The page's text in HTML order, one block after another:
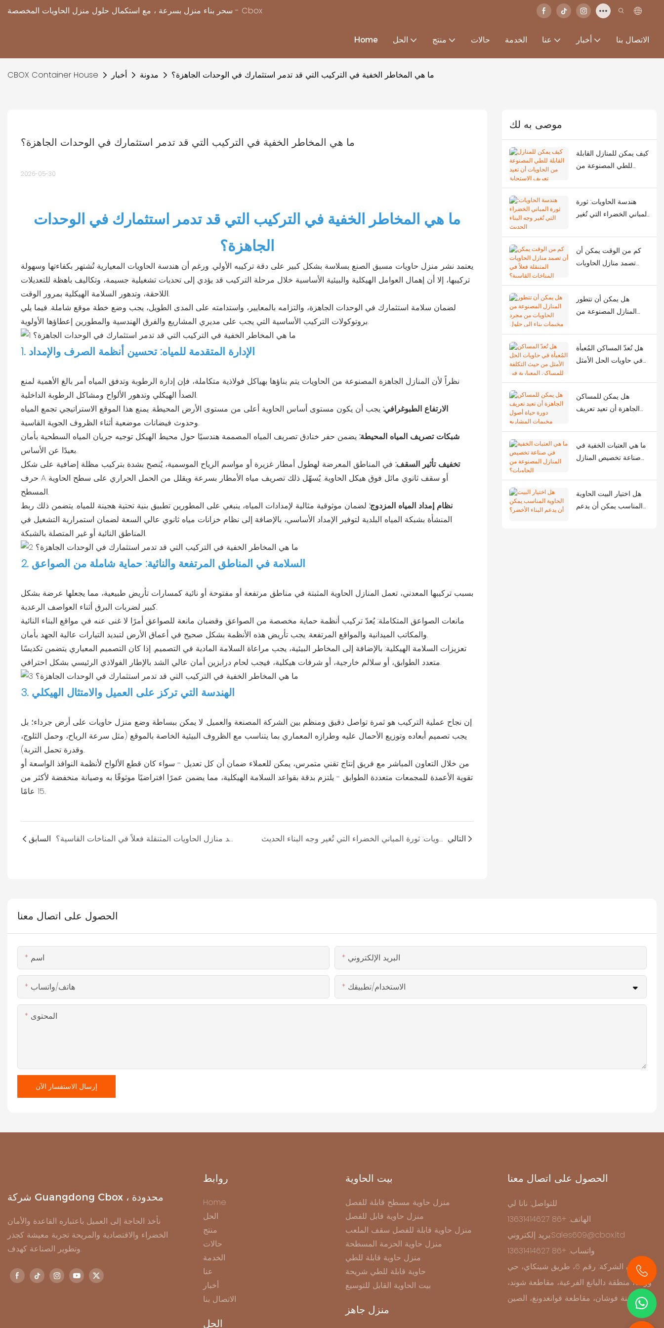
سحر بناء منزل بسرعة ، مع استكمال حلول منزل الحاويات المخصصة - Cbox
Home الحل منتج حالات الخدمة عنا أخبار الاتصال بنا
CBOX Container House أخبار مدونة ما هي المخاطر الخفية في التركيب التي قد تدمر استثمارك في الوحدات الجاهزة؟
ما هي المخاطر الخفية في التركيب التي قد تدمر استثمارك في الوحدات الجاهزة؟
2026-05-30
ما هي المخاطر الخفية في التركيب التي قد تدمر استثمارك في الوحدات
الجاهزة؟
يعتمد نشر منزل حاويات مسبق الصنع بسلاسة بشكل كبير على دقة تركيبه الأولي. ورغم أن هندسة الحاويات المعيارية تُشتهر بكفاءتها وسهولة
تركيبها، إلا أن إهمال العوامل الهيكلية والبيئية الأساسية خلال مرحلة التركيب قد يؤدي إلى تحديات تشغيلية جسيمة، وتكاليف باهظة للتعديلات
اللاحقة، وتدهور السلامة الهيكلية بمرور الوقت.
لضمان سلامة استثمارك في الوحدات الجاهزة، والتزامه بالمعايير، واستدامته على المدى الطويل، يجب وضع خطة موقع شاملة. فيما يلي
بروتوكولات التركيب الأساسية التي يجب على مديري المشاريع والفرق الهندسية والمطورين إعطاؤها الأولوية.
1. الإدارة المتقدمة للمياه: تحسين أنظمة الصرف والإمداد
نظراً لأن المنازل الجاهزة المصنوعة من الحاويات يتم بناؤها بهياكل فولاذية متكاملة، فإن إدارة الرطوبة وتدفق المياه أمر بالغ الأهمية لمنع
الصدأ الهيكلي وتدهور الألواح ومشاكل الرطوبة الداخلية.
الارتفاع الطبوغرافي: يجب أن يكون مستوى أساس الحاوية أعلى من مستوى الأرض المحيطة. يمنع هذا الموقع الاستراتيجي تجمع المياه
وحدوث فيضانات موضعية أثناء الظروف الجوية القاسية.
شبكات تصريف المياه المحيطة: يضمن حفر خنادق تصريف المياه المصممة هندسيًا حول محيط الهيكل توجيه جريان المياه السطحية بأمان
بعيدًا عن الأساس.
تخفيف تأثير السقف: في المناطق المعرضة لهطول أمطار غزيرة أو مواسم الرياح الموسمية، يُنصح بشدة بتركيب مظلة إضافية على شكل
حرف A أو سقف ثانوي مائل فوق هيكل الحاوية. يُسهّل ذلك تصريف مياه الأمطار بسرعة ويقلل من الحمل الحراري على سطح الحاوية
المسطح.
نظام إمداد المياه المزدوج: لضمان موثوقية مثالية لإمدادات المياه، ينبغي على المطورين تطبيق بنية تحتية هجينة للمياه. يتضمن ذلك ربط
المنشأة بشبكة المياه البلدية لتوفير الإمداد الأساسي، بالإضافة إلى نظام خزانات مياه ثانوي عالي السعة لضمان استمرارية التشغيل في
المناطق النائية أو غير المتصلة بالشبكة.
2. السلامة في المناطق المرتفعة والنائية: حماية شاملة من الصواعق
بسبب تركيبها المعدني، تعمل المنازل الحاوية المثبتة في مناطق مرتفعة أو مفتوحة أو نائية كمسارات تأريض طبيعية، مما يجعلها عرضة بشكل
كبير لضربات البرق أثناء العواصف الرعدية.
مانعات الصواعق المتكاملة: يُعدّ تركيب أنظمة حماية مخصصة من الصواعق وقضبان مانعة للصواعق أمرًا لا غنى عنه في مواقع البناء النائية
والمكاتب الميدانية والمواقع المرتفعة. يجب تأريض هذه الأنظمة بشكل صحيح في أعماق الأرض لتبديد التيارات عالية الجهد بأمان.
تعزيزات السلامة الهيكلية: بالإضافة إلى المخاطر البيئية، يجب مراعاة السلامة المادية في التصميم. إذا كان التصميم المعياري يتضمن تكديسًا
متعدد الطوابق، أو سلالم خارجية، أو شرفات هيكلية، فيجب لحام درابزين أمان عالي الشد بالإطار الفولاذي الرئيسي بشكل احترافي.
3. الهندسة التي تركز على العميل والامتثال الهيكلي
إن نجاح عملية التركيب هو ثمرة تواصل دقيق ومنظم بين الشركة المصنعة والعميل. لا يمكن ببساطة وضع منزل حاويات على أرض جرداء؛ بل
يجب تصميم أبعاده وتوزيع الأحمال عليه وطرازه المعماري بما يتناسب مع الظروف البيئية الخاصة بالموقع (مثل سرعة الرياح، وحمل الثلوج،
وقدرة تحمل التربة).
من خلال التعاون المباشر مع فريق إنتاج تقني متمرس، يمكن للعملاء ضمان أن كل تعديل - سواء كان قطع الألواح لأنظمة النوافذ الواسعة أو
تقوية الأعمدة للمجمعات متعددة الطوابق - يلتزم بدقة بقواعد السلامة الهيكلية، مما يضمن عمرًا افتراضيًا موثوقًا به وصيانة منخفضة لأكثر من
15 عامًا.
السابق كم من الوقت يمكن أن تصمد منازل الحاويات المتنقلة فعلاً في المناخات القاسية؟ هندسة الحاويات: ثورة المباني الخضراء التي تُغير وجه البناء الحديث التالي
موصى به لك
كيف يمكن للمنازل القابلة
للطي المصنوعة من
الاستجابة للطوارئ في
أعقاب الزلازل الشديدة؟
هندسة الحاويات: ثورة
المباني الخضراء التي تُغير
كم من الوقت يمكن أن
تصمد منازل الحاويات
القاسية؟
هل يمكن أن تتطور
المنازل المصنوعة من
مخيمات بناء إلى حلول
حضرية ذكية؟
هل تُعدّ المساكن المُعبأة
في حاويات الحل الأمثل
للمساكن المعيارية في
مواقع البناء؟
هل يمكن للمساكن
الجاهزة أن تعيد تعريف
المشاريع الخارجية؟
ما هي العتبات الخفية في
صناعة تخصيص المنازل
هل اختيار البيت الحاوية
المناسب يمكن أن يدعم
الحصول على اتصال معنا
اسم البريد الإلكتروني
هاتف/واتساب الاستخدام/تطبيقك
المحتوى
إرسال الاستفسار الآن
شركة Guangdong Cbox ، محدودة
نأخذ الحاجة إلى العميل باعتباره القاعدة والأمان
الخضراء والاقتصادية والمريحة تجربة معيشة كجذر
وتطوير الصناعة كهدف.
روابط
Home
الحل
منتج
حالات
الخدمة
عنا
أخبار
الاتصال بنا
الحل
بيت الحاوية
منزل حاوية مسطح قابلة للفصل
منزل حاوية قابل للفصل
منزل حاوية قابلة للفصل سقف الملعب
منزل حاوية الحزمة المسطحة
منزل حاوية قابلة للطي
حاوية قابلة للطي شريحة
بيت الحاوية القابل للتوسيع
منزل جاهز
الحصول على اتصال معنا
للتواصل: نانا لي
الهاتف: +86 13631414627
بريد إلكتروني:Sales609@cbox.ltd
واتساب: +86 13631414627
عنوان الشركة: رقم 6، طريق شينكاي، حي
ووشا، منطقة داليانغ الفرعية، مقاطعة شوند،
مدينة فوشان، مقاطعة قوانغدونغ، الصين